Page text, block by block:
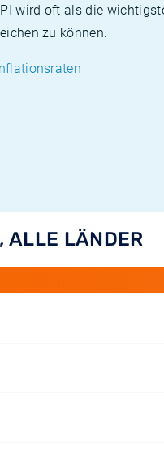
wird oft als die
zu können.
ALLE LÄNDER